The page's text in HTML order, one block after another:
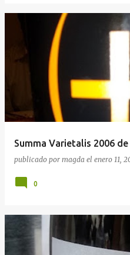
Summa Varietalis 2006
publicado por magda el enero 11,
0